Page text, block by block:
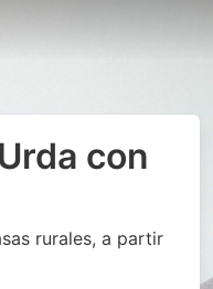
con
rurales, a partir